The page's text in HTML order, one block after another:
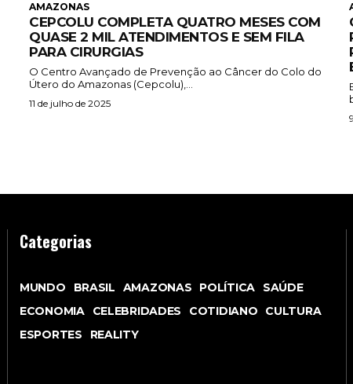
AMAZONAS
CEPCOLU COMPLETA QUATRO MESES COM
QUASE 2 MIL ATENDIMENTOS E SEM FILA
PARA CIRURGIAS
O Centro Avançado de Prevenção ao Câncer do Colo do
Útero do Amazonas (Cepcolu),...
11 de julho de 2025
Categorias
MUNDO BRASIL AMAZONAS POLÍTICA
SAÚDE
ECONOMIA
CELEBRIDADES COTIDIANO
CULTURA
ESPORTES
REALITY